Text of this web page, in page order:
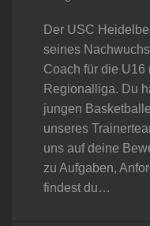
Der USC
seines
Coach für die U16
Regionalliga. Du
jungen
unseres
uns auf deine
zu Aufgaben,
findest du…